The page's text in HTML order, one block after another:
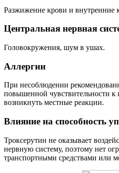
Разжижение крови и внутренние
Центральная нервная
Головокружения, шум в ушах.
Аллергии
При несоблюдении
повышенной чувствительности к
возникнуть местные реакции.
Влияние на способность
Троксерутин не оказывает
нервную систему, поэтому нет
транспортными средствами или